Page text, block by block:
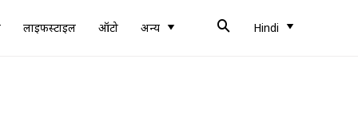
लाइफस्टाइल ऑटो अन्य Hindi